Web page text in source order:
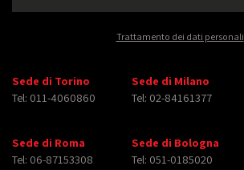
Trattamento dei dati personali
Sede di Torino
Tel: 011-4060860
Sede di Milano
Tel: 02-84161377
Sede di Roma
Tel: 06-87153308
Sede di Bologna
Tel: 051-0185020